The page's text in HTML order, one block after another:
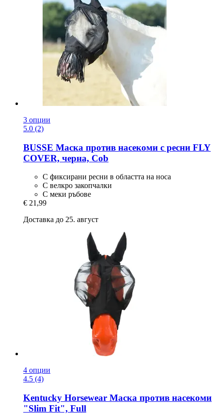
3 опции
5.0 (2)
BUSSE Маска против насекоми с ресни FLY
COVER, черна, Cob
С фиксирани ресни в областта на носа
С велкро закопчалки
С меки ръбове
€ 21,99
Доставка до 25. август
4 опции
4.5 (4)
Kentucky Horsewear Маска против насекоми
"Slim Fit", Full